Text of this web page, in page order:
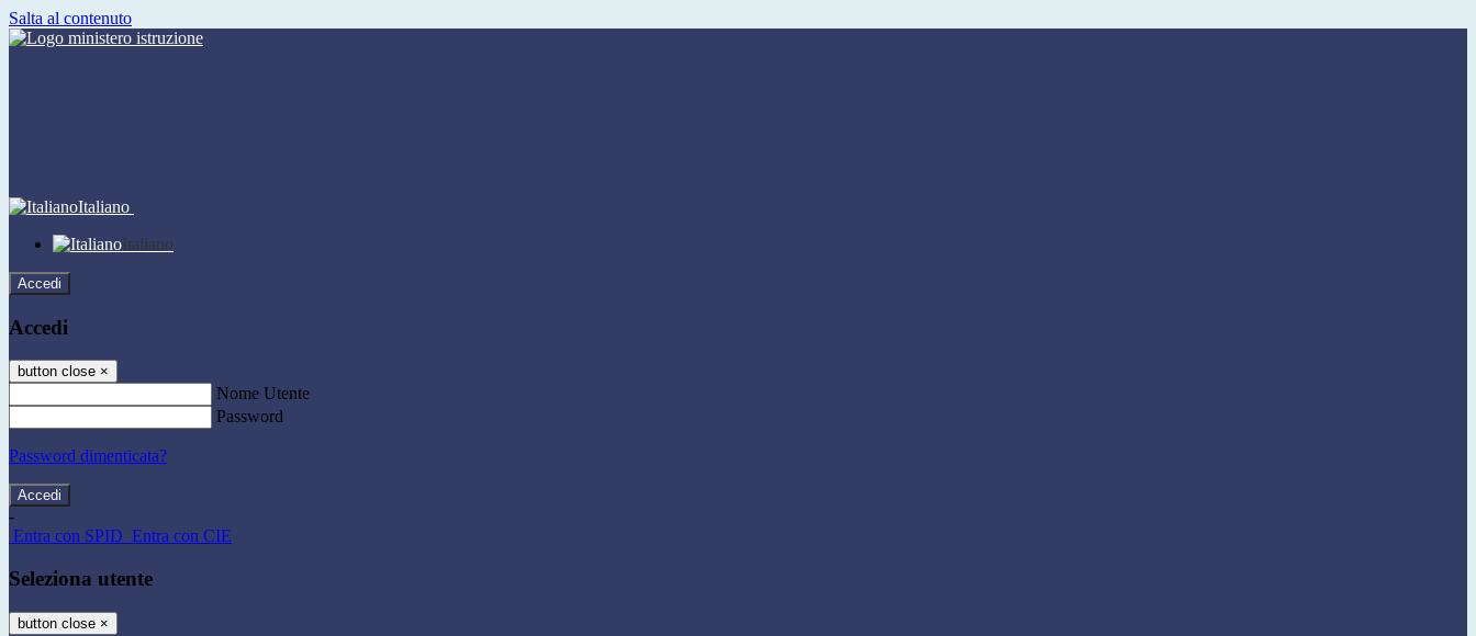
Salta al contenuto
Italiano
Italiano
Accedi
Accedi
button close ×
Nome Utente
Password
Password dimenticata?
-
Entra con SPID Entra con CIE
Seleziona utente
button close ×